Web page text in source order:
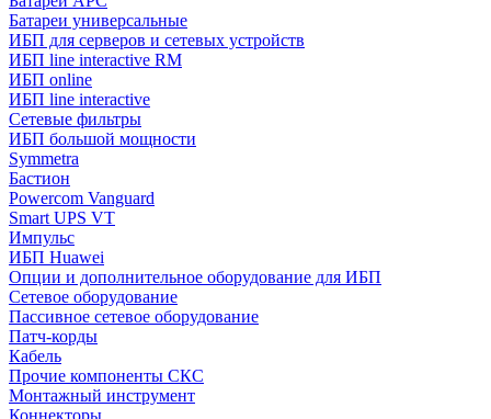
Батареи универсальные
ИБП для серверов и сетевых устройств
ИБП line interactive RM
ИБП online
ИБП linе interactive
Сетевые фильтры
ИБП большой мощности
Symmetra
Бастион
Powercom Vanguard
Smart UPS VT
Импульс
ИБП Huawei
Опции и дополнительное оборудование для ИБП
Сетевое оборудование
Пассивное сетевое оборудование
Патч-корды
Кабель
Прочие компоненты СКС
Монтажный инструмент
Коннекторы